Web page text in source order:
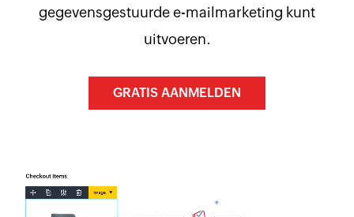
gegevensgestuurde e-mailmarketing kunt
uitvoeren.
GRATIS AANMELDEN